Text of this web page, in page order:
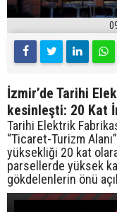
İzmir’de Tarihi
kesinleşti: 20 Kat
Tarihi Elektrik
“Ticaret-Turizm
yüksekliği 20 kat
parsellerde yüksek
gökdelenlerin önü